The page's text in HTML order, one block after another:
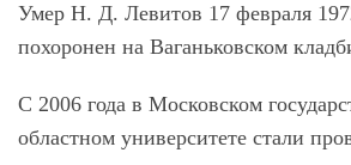
Умер Н. Д. Левитов 17 февраля
похоронен на Ваганьковском
С 2006 года в Московском
областном университете стали